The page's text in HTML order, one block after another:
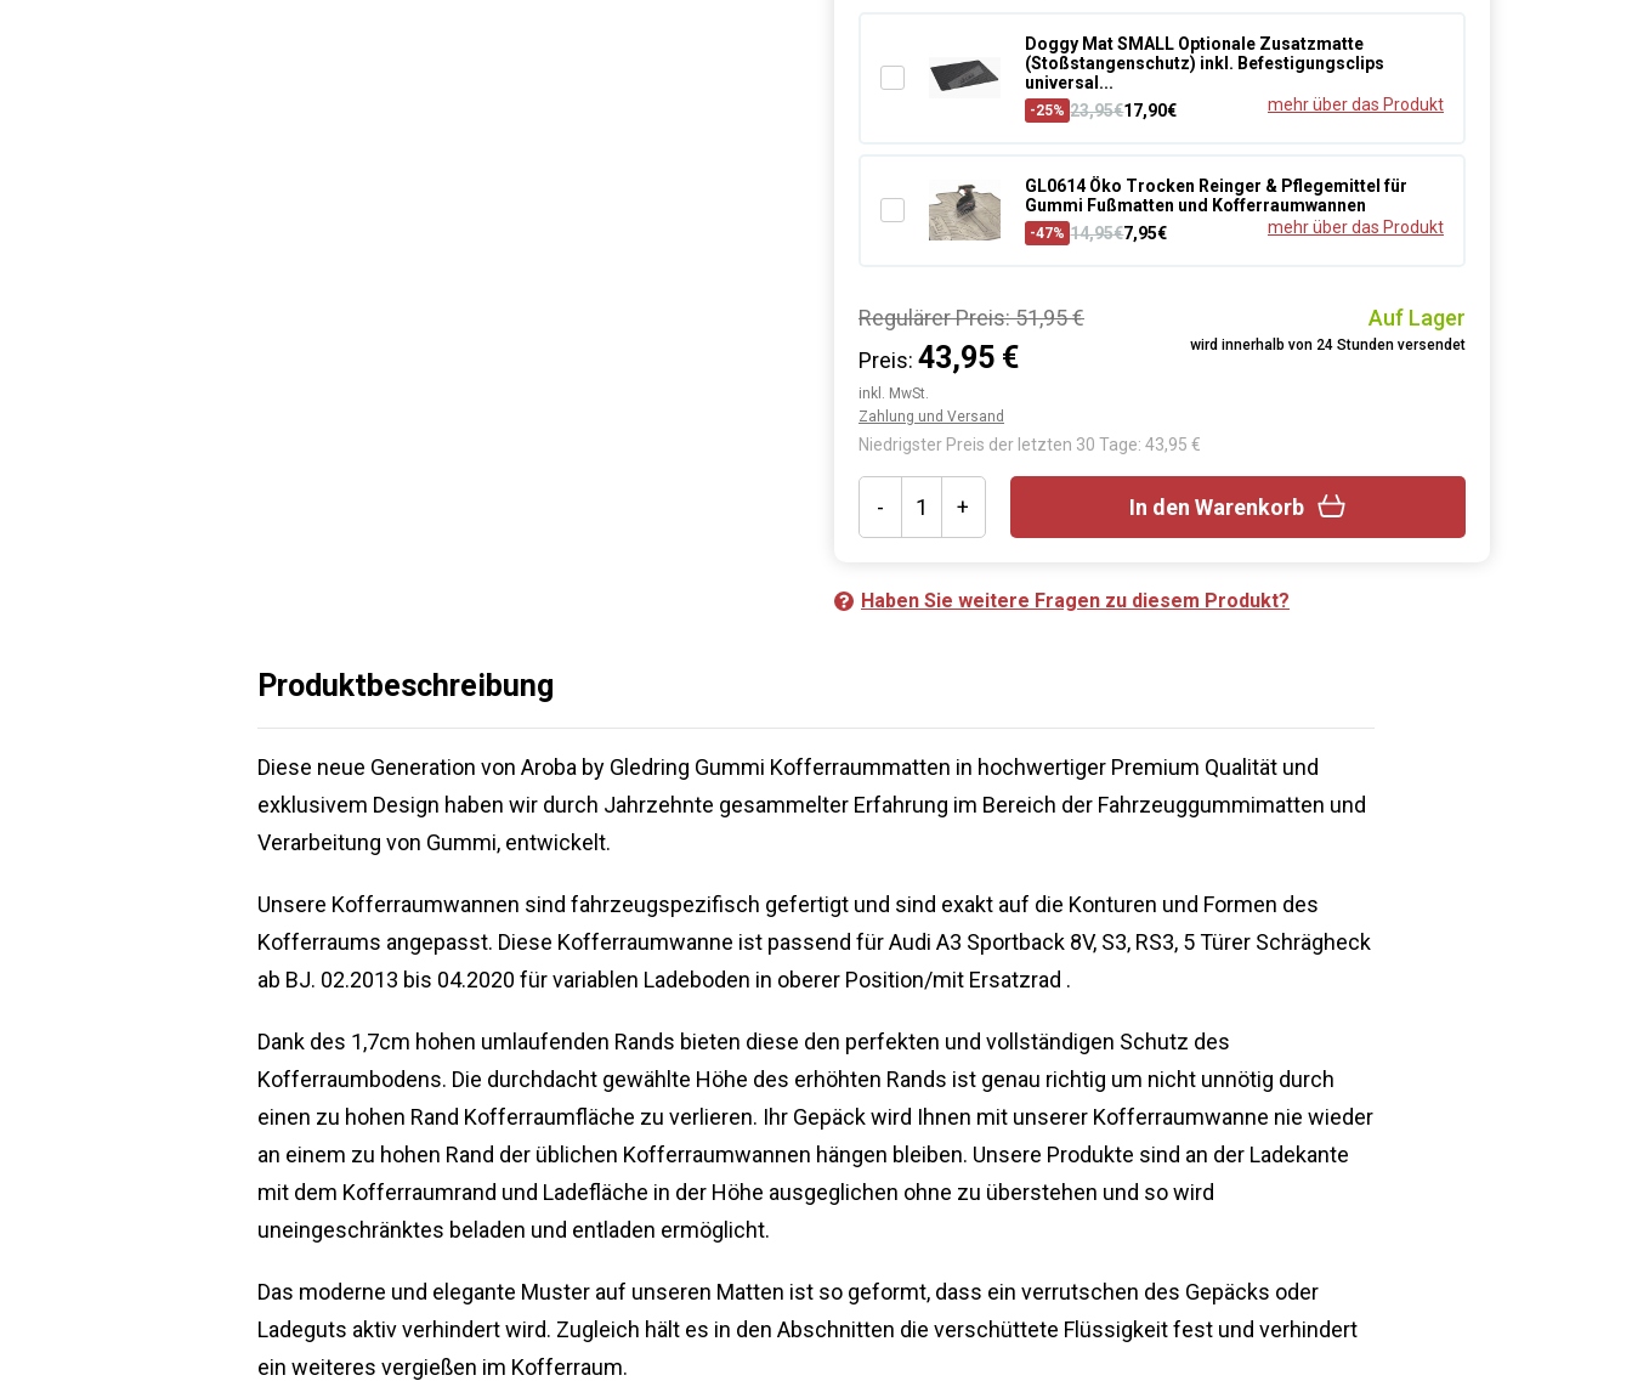
Doggy Mat SMALL Optionale Zusatzmatte
(Stoßstangenschutz) inkl. Befestigungsclips
universal...
-25% 23,95€17,90€ mehr über das Produkt
GL0614 Öko Trocken Reinger & Pflegemittel für
Gummi Fußmatten und Kofferraumwannen
-47% 14,95€7,95€ mehr über das Produkt
Auf Lager
wird innerhalb von 24 Stunden versendet
Regulärer Preis:51,95 €
Preis: 43,95 €
inkl. MwSt.
Zahlung und Versand
Niedrigster Preis der letzten 30 Tage: 43,95 €
- + In den Warenkorb
Haben Sie weitere Fragen zu diesem Produkt?
Produktbeschreibung
Diese neue Generation von Aroba by Gledring Gummi Kofferraummatten in hochwertiger Premium Qualität und
exklusivem Design haben wir durch Jahrzehnte gesammelter Erfahrung im Bereich der Fahrzeuggummimatten und
Verarbeitung von Gummi, entwickelt.
Unsere Kofferraumwannen sind fahrzeugspezifisch gefertigt und sind exakt auf die Konturen und Formen des
Kofferraums angepasst. Diese Kofferraumwanne ist passend für Audi A3 Sportback 8V, S3, RS3, 5 Türer Schrägheck
ab BJ. 02.2013 bis 04.2020 für variablen Ladeboden in oberer Position/mit Ersatzrad .
Dank des 1,7cm hohen umlaufenden Rands bieten diese den perfekten und vollständigen Schutz des
Kofferraumbodens. Die durchdacht gewählte Höhe des erhöhten Rands ist genau richtig um nicht unnötig durch
einen zu hohen Rand Kofferraumfläche zu verlieren. Ihr Gepäck wird Ihnen mit unserer Kofferraumwanne nie wieder
an einem zu hohen Rand der üblichen Kofferraumwannen hängen bleiben. Unsere Produkte sind an der Ladekante
mit dem Kofferraumrand und Ladefläche in der Höhe ausgeglichen ohne zu überstehen und so wird
uneingeschränktes beladen und entladen ermöglicht.
Das moderne und elegante Muster auf unseren Matten ist so geformt, dass ein verrutschen des Gepäcks oder
Ladeguts aktiv verhindert wird. Zugleich hält es in den Abschnitten die verschüttete Flüssigkeit fest und verhindert
ein weiteres vergießen im Kofferraum.